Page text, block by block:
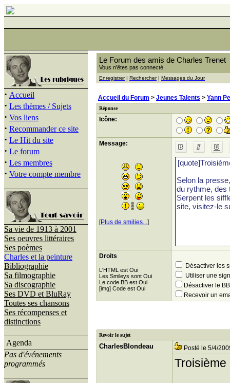
· Accueil
· Les thèmes / Sujets
· Vos liens
· Recommander ce site
· Le Hit du site
· Le forum
· Les membres
· Votre compte membre
Sa vie de 1913 à 2001
Ses oeuvres littéraires
Ses poèmes
Charles et la peinture
Bibliographie
Sa filmographie
Sa discographie
Ses DVD et BluRay
Toutes ses chansons
Ses récompenses et
distinctions
Agenda
Pas d'événements
programmés
Le Forum des amis de Charles Trenet
Vous n'êtes pas connecté
Enregistrer| Rechercher| Messages du Jour
Accueil du Forum > Jeunes Talents > Yann
Réponse
Icône:
Message:
[Plus de smilies...]
Droits
L'HTML est Oui
Les Smileys sont Oui
Le code BB est Oui
[img] Code est Oui
Désactiver les
Utiliser une
Désactiver le
Recevoir un
Revoir le sujet
CharlesBlondeau Posté le 5/4/
Troisième